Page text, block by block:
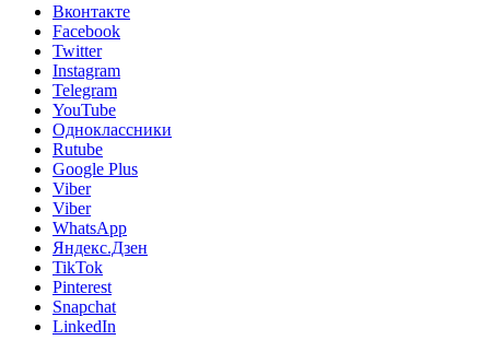
Вконтакте
Facebook
Twitter
Instagram
Telegram
YouTube
Одноклассники
Rutube
Google Plus
Viber
Viber
WhatsApp
Яндекс.Дзен
TikTok
Pinterest
Snapchat
LinkedIn